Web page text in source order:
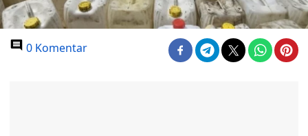
0 Komentar